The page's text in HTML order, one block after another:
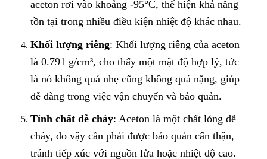
aceton rơi vào khoảng -95°C, thể hiện khả năng
tồn tại trong nhiều điều kiện nhiệt độ khác nhau.
Khối lượng riêng: Khối lượng riêng của aceton
là 0.791 g/cm³, cho thấy một mật độ hợp lý, tức
là nó không quá nhẹ cũng không quá nặng, giúp
dễ dàng trong việc vận chuyển và bảo quản.
Tính chất dễ cháy: Aceton là một chất lỏng dễ
cháy, do vậy cần phải được bảo quản cẩn thận,
tránh tiếp xúc với nguồn lửa hoặc nhiệt độ cao.